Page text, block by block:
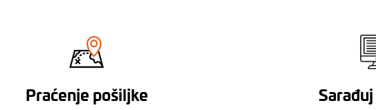
Praćenje pošiljke